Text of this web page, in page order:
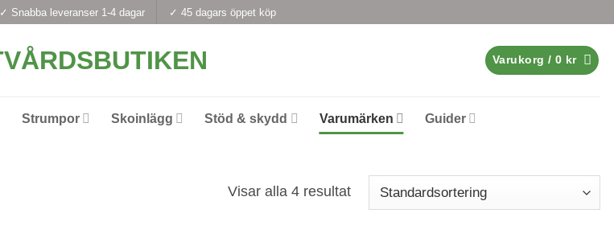
✓ Snabba leveranser 1-4 dagar ✓ 45 dagars öppet köp
Varukorg / 0 kr
Strumpor Skoinlägg Stöd & skydd Varumärken Guider
Visar alla 4 resultat